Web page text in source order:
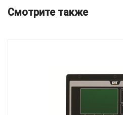
Смотрите также